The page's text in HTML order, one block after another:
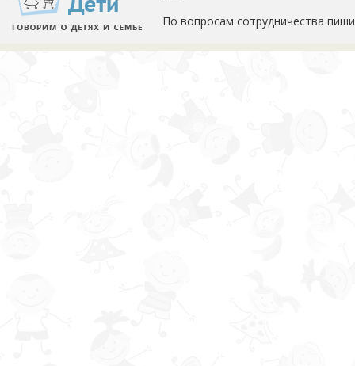
По вопросам сотрудничества